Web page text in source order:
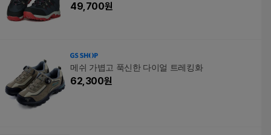
49,700원
메쉬 가볍고 푹신한 다이얼 트레킹화
62,300원